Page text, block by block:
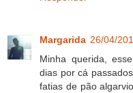
Margarida 26/04/
Minha querida,
dias por cá
fatias de pão